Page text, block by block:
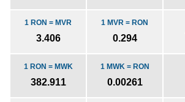
1 MVR = RON
0.294
1 RON = MVR
3.406
1 MWK = RON
0.00261
1 RON = MWK
382.911